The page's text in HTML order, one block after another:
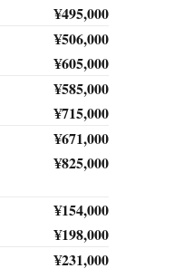
¥495,000
¥506,000
¥605,000
¥585,000
¥715,000
¥671,000
¥825,000
¥154,000
¥198,000
¥231,000